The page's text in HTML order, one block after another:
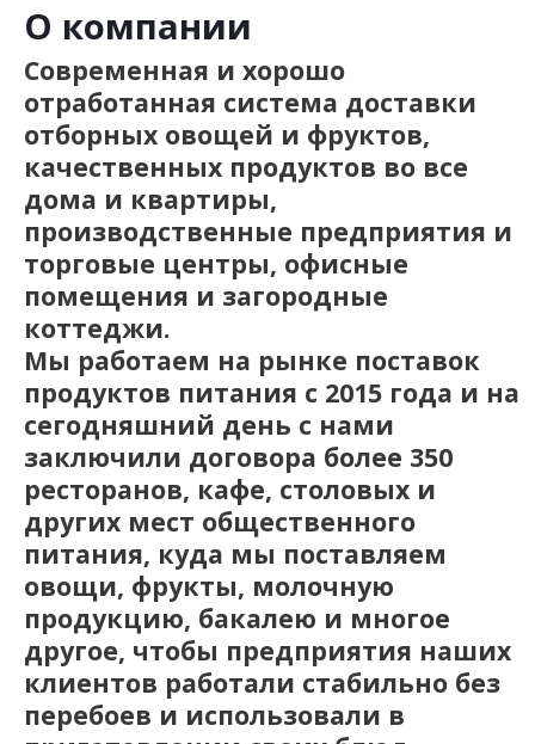
О компании
Современная и хорошо
отработанная система доставки
отборных овощей и фруктов,
качественных продуктов во все
дома и квартиры,
производственные предприятия и
торговые центры, офисные
помещения и загородные
коттеджи.
Мы работаем на рынке поставок
продуктов питания с 2015 года и на
сегодняшний день с нами
заключили договора более 350
ресторанов, кафе, столовых и
других мест общественного
питания, куда мы поставляем
овощи, фрукты, молочную
продукцию, бакалею и многое
другое, чтобы предприятия наших
клиентов работали стабильно без
перебоев и использовали в